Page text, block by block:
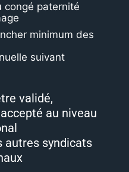
congé paternité
minimum des
suivant
validé,
au niveau
autres syndicats